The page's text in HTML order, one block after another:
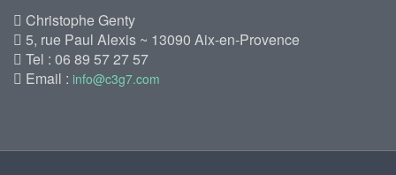
Christophe Genty
5, rue Paul Alexis ~ 13090 Aix-en-Provence
Tel : 06 89 57 27 57
Email : info@c3g7.com